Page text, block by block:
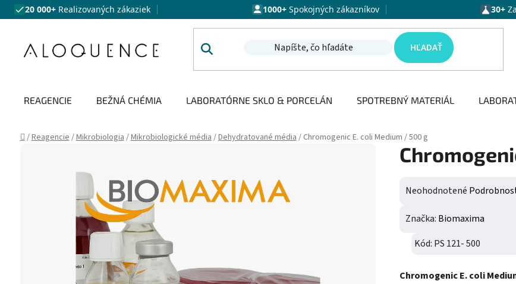
Prejsť na obsah
20 000+ Realizovaných zákaziek 1000+Spokojných zákazníkov 30+
HĽADAŤ
REAGENCIE BEŽNÁ CHÉMIA LABORATÓRNE SKLO & PORCELÁN SPOTREBNÝ MATERIÁL
Domov
/Reagencie /Mikrobiologia /Mikrobiologické média /Dehydratované média / Chromogenic E. coli Medium / 500 g
Priemerné hodnotenie
Neohodnotené
Značka: Biomaxima
Kód: PS 121- 500
Chromogenic E. coli